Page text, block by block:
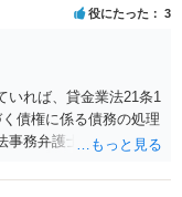
役にたった 3
いれば、貸金業法21条1
債権に係る債務の処理
事務弁護士共同法人若
必要な裁判所における